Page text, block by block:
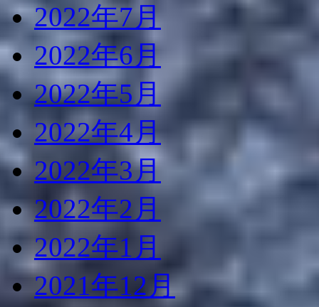
2022年7月
2022年6月
2022年5月
2022年4月
2022年3月
2022年2月
2022年1月
2021年12月